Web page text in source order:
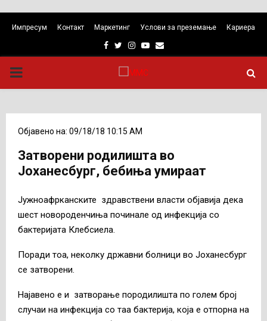
Импресум Контакт Маркетинг Услови за преземање Кариера
Facebook
TwitterInstagram
Youtube
Email
PRIMARY
Објавено на: 09/18/18 10:15 AM
Затворени родилишта во
Јоханесбург, бебиња умираат
Јужноафрканските здравствени власти објавија дека
шест новороденчиња починале од инфекција со
бактеријата Клебсиела.
Поради тоа, неколку државни болници во Јоханесбург
се затворени.
Најавено е и затворање породилишта по голем број
случаи на инфекција со таа бактерија, која е отпорна на